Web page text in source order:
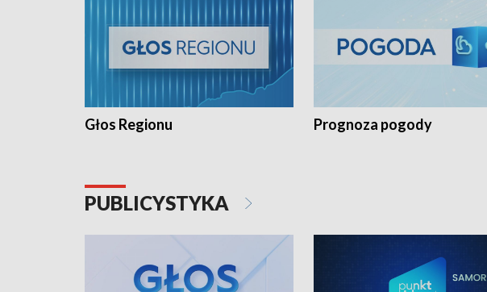
Głos Regionu Prognoza pogody
PUBLICYSTYKA